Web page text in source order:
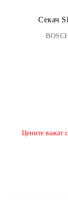
Секач
​Цените важат